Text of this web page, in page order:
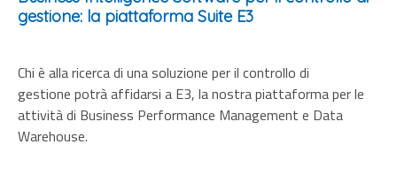
gestione: la piattaforma Suite E3
Chi è alla ricerca di unasoluzione per il controllo di
gestione potrà affidarsi a E3, la nostra piattaforma per le
attività di Business Performance Management e Data
Warehouse.